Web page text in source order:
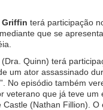
Griffin terá participação
que se
(Dra. Quinn) terá
um ator assassinado
No episódio também
veterano que já teve
(Nathan Fillion).